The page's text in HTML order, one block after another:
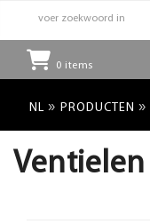
0 items
NL » PRODUCTEN »
Ventielen